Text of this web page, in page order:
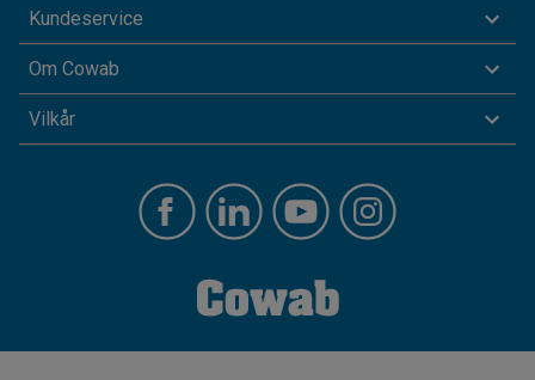
Kundeservice
Om Cowab
Vilkår